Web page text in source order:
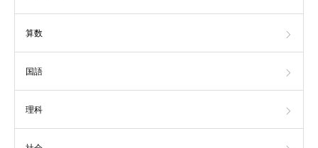
算数
国語
理科